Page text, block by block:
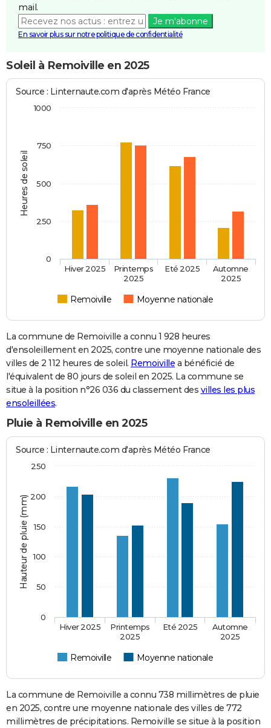
mail.
Je m'abonne
En savoir plus sur notre politique de confidentialité
Soleil à Remoiville en 2025
Heures de soleil
Source : Linternaute.com d'après Météo France
Remoiville Moyenne nationale
Hiver 2025
Printemps
2025
Eté 2025
Automne
2025
0
1000
250
500
750
La commune de Remoiville a connu 1 928 heures
d'ensoleillement en 2025, contre une moyenne nationale des
villes de 2 112 heures de soleil. Remoiville a bénéficié de
l'équivalent de 80 jours de soleil en 2025. La commune se
situe à la position n°26 036 du classement des villes les plus
ensoleillées.
Pluie à Remoiville en 2025
Hauteur de pluie (mm)
Source : Linternaute.com d'après Météo France
Remoiville Moyenne nationale
Hiver 2025
Printemps
2025
Eté 2025
Automne
2025
0
50
100
150
200
250
La commune de Remoiville a connu 738 millimètres de pluie
en 2025, contre une moyenne nationale des villes de 772
millimètres de précipitations. Remoiville se situe à la position